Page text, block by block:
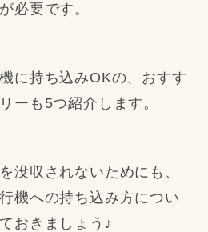
必要です。
に持ち込みOKの、おすす
ーも5つ紹介します。
没収されないためにも、
機への持ち込み方につい
おきましょう♪